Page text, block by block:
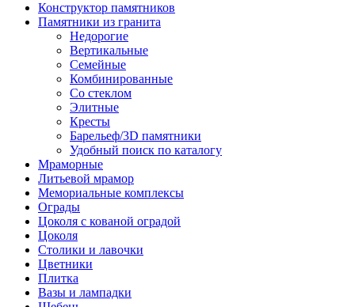
Конструктор памятников
Памятники из гранита
Недорогие
Вертикальные
Семейные
Комбинированные
Со стеклом
Элитные
Кресты
Барельеф/3D памятники
Удобный поиск по каталогу
Мраморные
Литьевой мрамор
Мемориальные комплексы
Ограды
Цоколя с кованой оградой
Цоколя
Столики и лавочки
Цветники
Плитка
Вазы и лампадки